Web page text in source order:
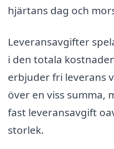
hjärtans dag och
Leveransavgifter
i den totala
erbjuder fri leverans
över en viss summa,
fast leveransavgift
storlek.